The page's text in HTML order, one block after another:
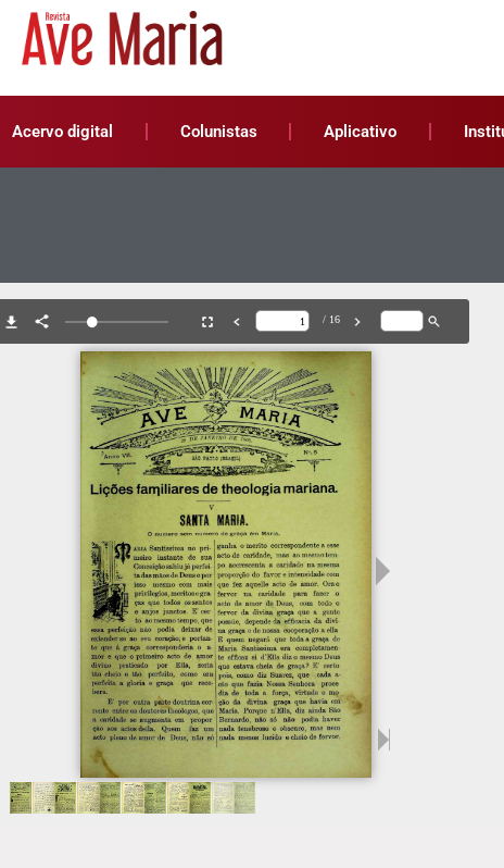
Acervo digital Colunistas Aplicativo